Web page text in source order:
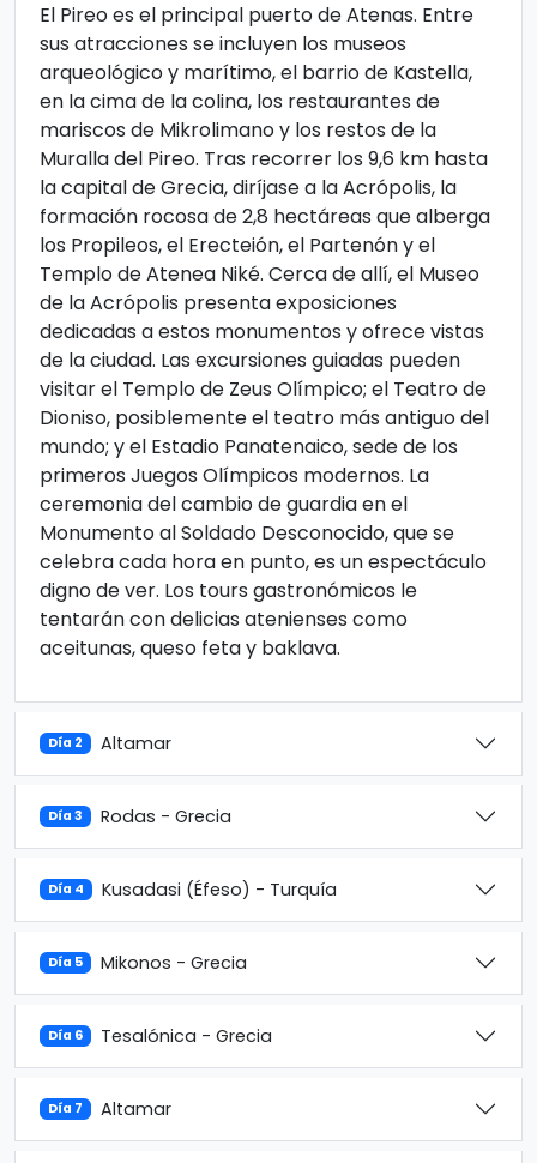
El Pireo es el principal puerto de Atenas. Entre
sus atracciones se incluyen los museos
arqueológico y marítimo, el barrio de Kastella,
en la cima de la colina, los restaurantes de
mariscos de Mikrolimano y los restos de la
Muralla del Pireo. Tras recorrer los 9,6 km hasta
la capital de Grecia, diríjase a la Acrópolis, la
formación rocosa de 2,8 hectáreas que alberga
los Propileos, el Erecteión, el Partenón y el
Templo de Atenea Niké. Cerca de allí, el Museo
de la Acrópolis presenta exposiciones
dedicadas a estos monumentos y ofrece vistas
de la ciudad. Las excursiones guiadas pueden
visitar el Templo de Zeus Olímpico; el Teatro de
Dioniso, posiblemente el teatro más antiguo del
mundo; y el Estadio Panatenaico, sede de los
primeros Juegos Olímpicos modernos. La
ceremonia del cambio de guardia en el
Monumento al Soldado Desconocido, que se
celebra cada hora en punto, es un espectáculo
digno de ver. Los tours gastronómicos le
tentarán con delicias atenienses como
aceitunas, queso feta y baklava.
Día 2 Altamar
Día 3 Rodas - Grecia
Día 4 Kusadasi (Éfeso) - Turquía
Día 5 Mikonos - Grecia
Día 6 Tesalónica - Grecia
Día 7 Altamar